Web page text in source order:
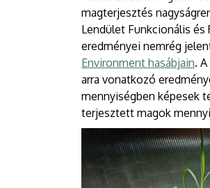
magterjesztés
Lendület Funkcionális
eredményei nemrég
Environment hasábjain.
arra vonatkozó
mennyiségben képesek
terjesztett magok